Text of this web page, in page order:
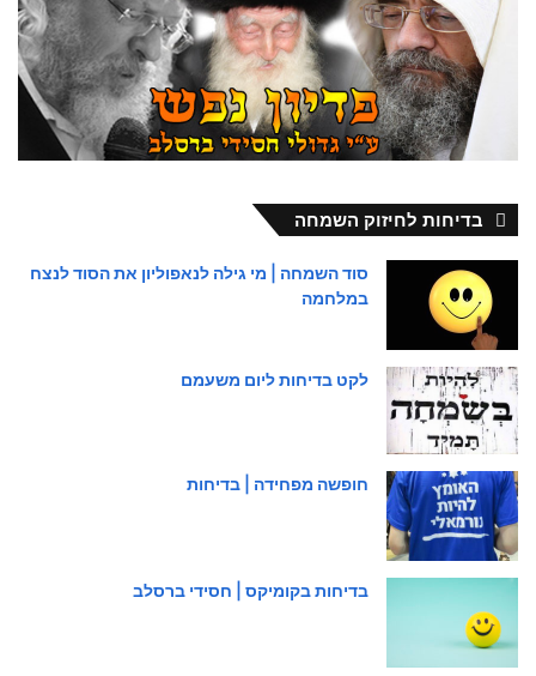
בדיחות לחיזוק השמחה
סוד השמחה | מי גילה לנאפוליון את הסוד לנצח
במלחמה
לקט בדיחות ליום משעמם
חופשה מפחידה | בדיחות
בדיחות בקומיקס | חסידי ברסלב